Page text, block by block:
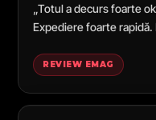
„Totul a decurs foarte
Expediere foarte
REVIEW EMAG